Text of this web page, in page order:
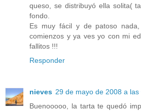
queso, se distribuyó ella solita(
fondo.
Es muy fácil y de patoso
comienzos y ya ves yo con mi
fallitos !!!
Responder
nieves 29 de mayo de 2008 a las
Buenooooo, la tarta te quedó